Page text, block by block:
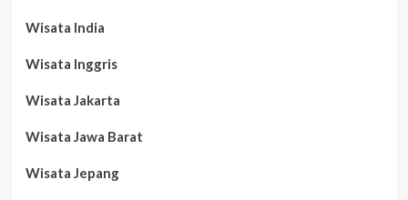
Wisata India
Wisata Inggris
Wisata Jakarta
Wisata Jawa Barat
Wisata Jepang